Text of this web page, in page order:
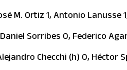
M. Ortiz 1, Antonio Lanusse
Daniel Sorribes 0, Federico
Checchi (h) 0, Héctor